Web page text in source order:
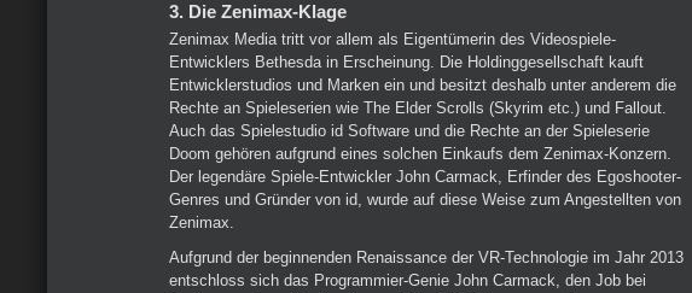
3. Die Zenimax-Klage
Zenimax Media tritt vor allem als Eigentümerin des Videospiele-
Entwicklers Bethesda in Erscheinung. Die Holdinggesellschaft kauft
Entwicklerstudios und Marken ein und besitzt deshalb unter anderem die
Rechte an Spieleserien wie The Elder Scrolls (Skyrim etc.) und Fallout.
Auch das Spielestudio id Software und die Rechte an der Spieleserie
Doom gehören aufgrund eines solchen Einkaufs dem Zenimax-Konzern.
Der legendäre Spiele-Entwickler John Carmack, Erfinder des Egoshooter-
Genres und Gründer von id, wurde auf diese Weise zum Angestellten von
Zenimax.
Aufgrund der beginnenden Renaissance der VR-Technologie im Jahr 2013
entschloss sich das Programmier-Genie John Carmack, den Job bei